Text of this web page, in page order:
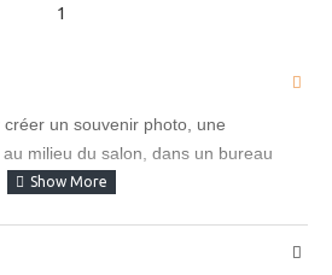
1
un souvenir photo, une
milieu du salon, dans un bureau
une boite décorative et un chiffon